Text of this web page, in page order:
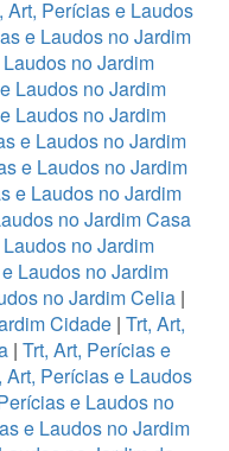
Art, Perícias e Laudos
e Laudos no Jardim
no Jardim
Laudos no Jardim
Laudos no Jardim
e Laudos no Jardim
e Laudos no Jardim
e Laudos no Jardim
no Jardim Casa
no Jardim
Laudos no Jardim
no Jardim Celia|
Cidade | Trt, Art,
| Trt, Art, Perícias e
Art, Perícias e Laudos
e Laudos no
e Laudos no Jardim